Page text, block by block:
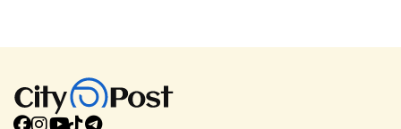
təhvil verilib....